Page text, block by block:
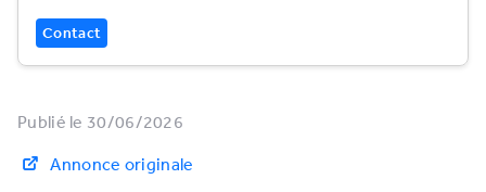
Contact
Publié le 30/06/2026
Annonce originale